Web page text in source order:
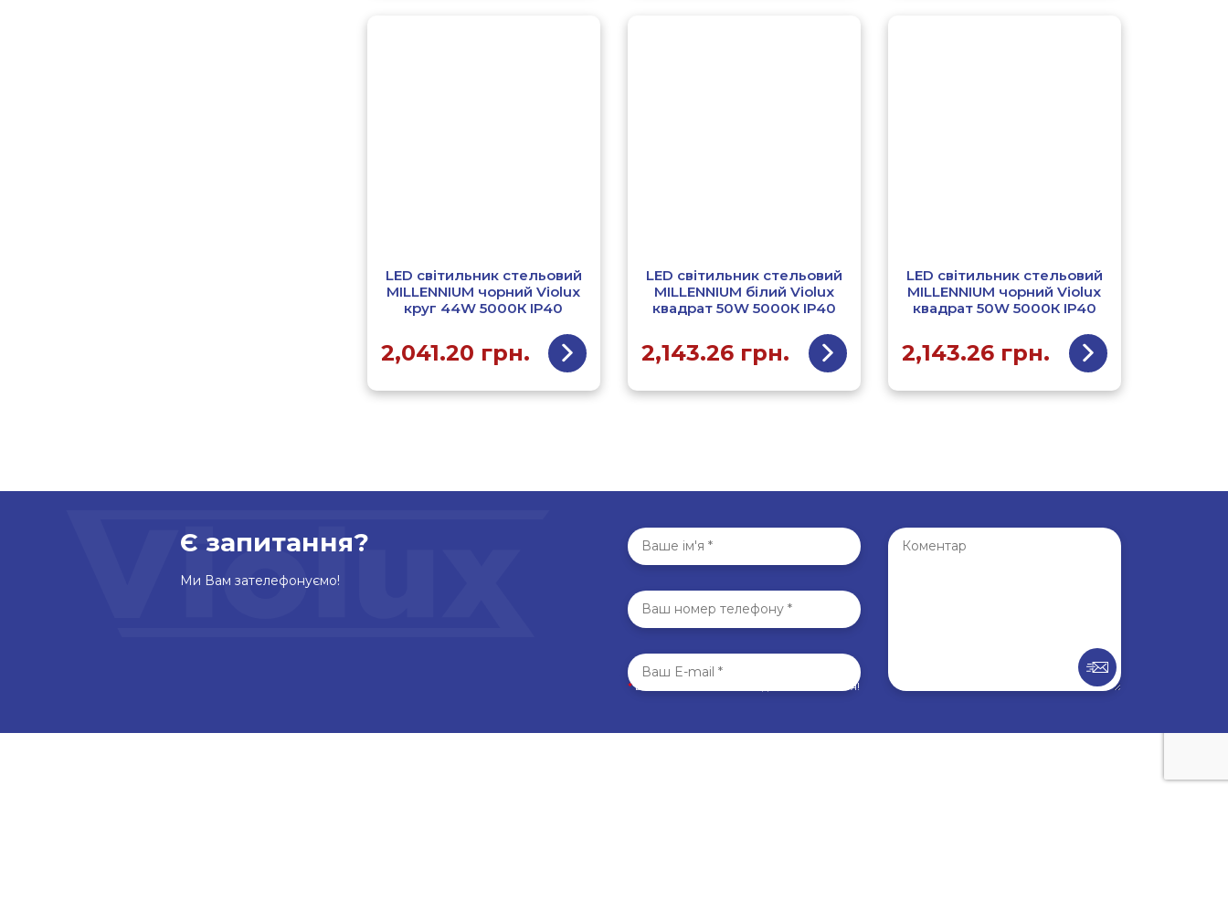
LED світильник стельовий
MILLENNIUM чорний Violux
круг 44W 5000К ІР40
2,041.20 грн.
LED світильник стельовий
MILLENNIUM білий Violux
квадрат 50W 5000К ІР40
2,143.26 грн.
LED світильник стельовий
MILLENNIUM чорний Violux
квадрат 50W 5000К ІР40
2,143.26 грн.
Є запитання?
Ми Вам зателефонуємо!
*Всі поля обов’язкові для заповнення!